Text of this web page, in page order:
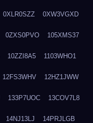
0XLR0SZZ 0XW3VGXD
0ZXS0PVO 105XMS37
10ZZI8A5 1103WHO1
12FS3WHV 12HZ1JWW
133P7UOC 13COV7L8
14NJ13LJ 14PRJLGB